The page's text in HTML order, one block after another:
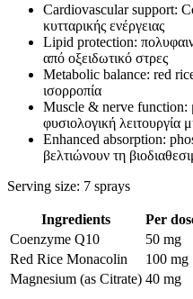
Cardiovascular support:
κυτταρικής ενέργειας
Lipid protection:
από οξειδωτικό στρες
Metabolic balance: red rice
ισορροπία
Muscle & nerve function:
φυσιολογική λειτουργία
Enhanced absorption:
βελτιώνουν τη
Serving size: 7 sprays
Ingredients
Per
Coenzyme Q10
50 mg
Red Rice Monacolin
100 mg
Magnesium (as Citrate) 40 mg